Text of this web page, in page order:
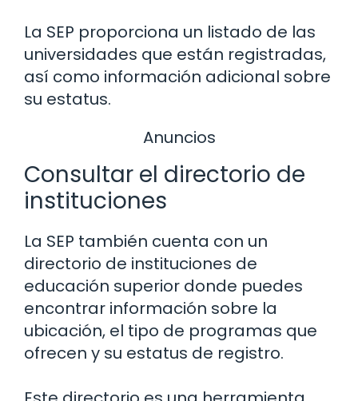
La SEP proporciona un listado de las
universidades que están registradas,
así como información adicional sobre
su estatus.
Anuncios
Consultar el directorio de
instituciones
La SEP también cuenta con un
directorio de instituciones de
educación superior donde puedes
encontrar información sobre la
ubicación, el tipo de programas que
ofrecen y su estatus de registro.